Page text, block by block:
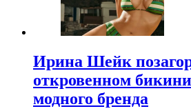
Ирина Шейк
откровенном
модного бренда